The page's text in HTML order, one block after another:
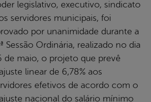
legislativo, executivo, sindicato
servidores municipais, foi
por unanimidade durante a
Sessão Ordinária, realizado no dia
de maio, o projeto que prevê
linear de 6,78% aos
efetivos de acordo com o
nacional do salário mínimo